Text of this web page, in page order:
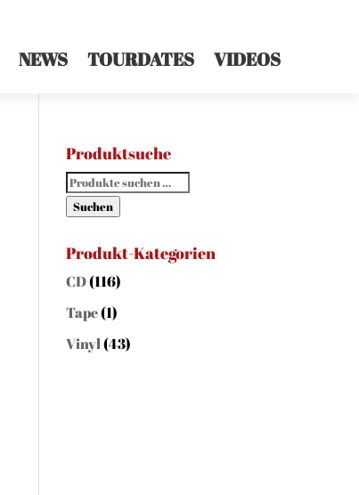
NEWS TOURDATES VIDEOS
Produktsuche
Suchen
nach:
Suchen
Produkt-Kategorien
CD(116)
Tape(1)
Vinyl(43)